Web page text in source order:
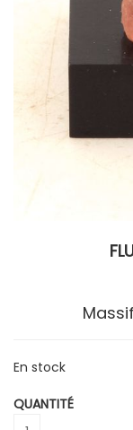
En stock
QUANTITÉ